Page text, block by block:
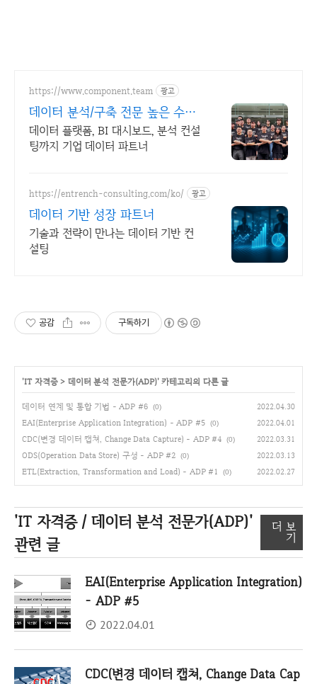
https://www.component.team 광고
데이터 분석/구축 전문 높은 수준
&가성비 있는 견적
데이터 플랫폼, BI 대시보드, 분석 컨설
팅까지 기업 데이터 파트너
https://entrench-consulting.com/ko/ 광고
데이터 기반 성장 파트너
기술과 전략이 만나는 데이터 기반 컨
설팅
공감 구독하기
'IT 자격증> 데이터 분석 전문가(ADP)' 카테고리의 다른 글
데이터 연계 및 통합 기법 - ADP #6 (0) 2022.04.30
EAI(Enterprise Application Integration) - ADP #5 (0) 2022.04.01
CDC(변경 데이터 캡쳐, Change Data Capture) - ADP #4 (0) 2022.03.31
ODS(Operation Data Store) 구성 - ADP #2 (0) 2022.03.13
ETL(Extraction, Transformation and Load) - ADP #1 (0) 2022.02.27
'IT 자격증 / 데이터 분석 전문가(ADP)'
관련 글
더 보
기
EAI(Enterprise Application Integration)
- ADP #5
2022.04.01
CDC(변경 데이터 캡쳐, Change Data Cap